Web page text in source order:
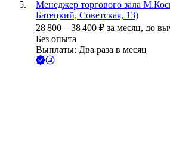
Менеджер торгового зала
Батецкий, Советская, 13)
28 800 – 38 400 ₽ за месяц, до
Без опыта
Выплаты: Два раза в месяц